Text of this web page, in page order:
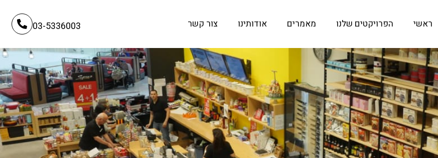
ראשי הפרויקטים שלנו מאמרים אודותינו צור קשר 03-5336003